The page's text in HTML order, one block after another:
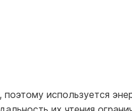
используется